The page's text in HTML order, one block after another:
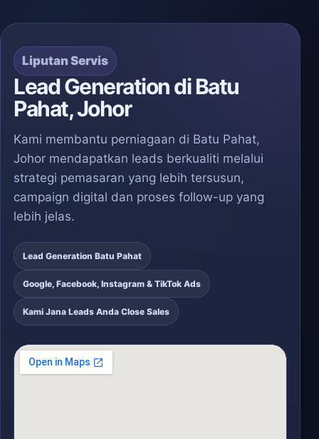
Liputan Servis
Lead Generation di Batu
Pahat, Johor
Kami membantu perniagaan di Batu Pahat,
Johor mendapatkan leads berkualiti melalui
strategi pemasaran yang lebih tersusun,
campaign digital dan proses follow-up yang
lebih jelas.
Lead Generation Batu Pahat
Google, Facebook, Instagram & TikTok Ads
Kami Jana Leads Anda Close Sales